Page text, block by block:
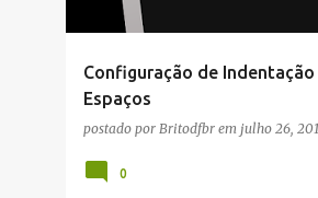
Configuração de
Espaços
postado por Britodfbr em julho 26,
0